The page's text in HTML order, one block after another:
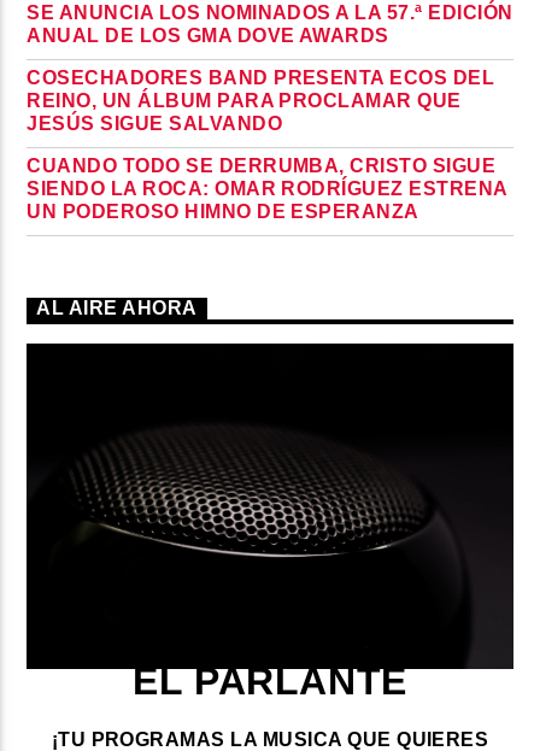
SE ANUNCIA LOS NOMINADOS A LA 57.ª EDICIÓN
ANUAL DE LOS GMA DOVE AWARDS
COSECHADORES BAND PRESENTA ECOS DEL
REINO, UN ÁLBUM PARA PROCLAMAR QUE
JESÚS SIGUE SALVANDO
CUANDO TODO SE DERRUMBA, CRISTO SIGUE
SIENDO LA ROCA: OMAR RODRÍGUEZ ESTRENA
UN PODEROSO HIMNO DE ESPERANZA
AL AIRE AHORA
EL PARLANTE
¡TU PROGRAMAS LA MUSICA QUE QUIERES